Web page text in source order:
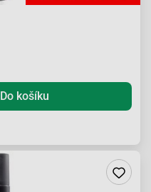
Do košíku